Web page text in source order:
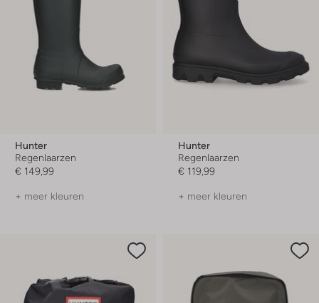
Hunter
Regenlaarzen
€ 149,99
+ meer kleuren
Hunter
Regenlaarzen
€ 119,99
+ meer kleuren